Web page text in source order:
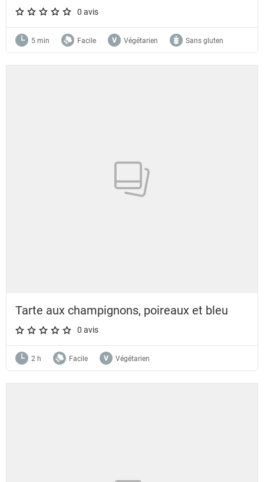
A star rating of 0 out of 5.
0 avis
5 min Facile Végétarien Sans gluten
Tarte aux champignons, poireaux et bleu
A star rating of 0 out of 5.
0 avis
2 h Facile Végétarien